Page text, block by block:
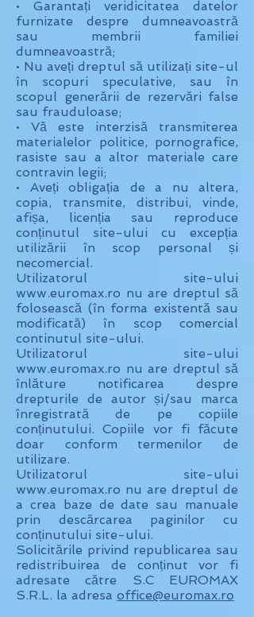
• Garantați veridicitatea datelor
furnizate despre dumneavoastră
sau membrii familiei
dumneavoastră;
• Nu aveți dreptul să utilizați site-ul
în scopuri speculative, sau în
scopul generării de rezervări false
sau frauduloase;
• Vă este interzisă transmiterea
materialelor politice, pornografice,
rasiste sau a altor materiale care
contravin legii;
• Aveți obligația de a nu altera,
copia, transmite, distribui, vinde,
afișa, licenția sau reproduce
conținutul site-ului cu excepția
utilizării în scop personal și
necomercial.
Utilizatorul site-ului
www.euromax.ro nu are dreptul să
folosească (în forma existentă sau
modificată) în scop comercial
continutul site-ului.
Utilizatorul site-ului
www.euromax.ro nu are dreptul să
înlăture notificarea despre
drepturile de autor și/sau marca
înregistrată de pe copiile
conținutului. Copiile vor fi făcute
doar conform termenilor de
utilizare.
Utilizatorul site-ului
www.euromax.ro nu are dreptul de
a crea baze de date sau manuale
prin descărcarea paginilor cu
conținutului site-ului.
Solicitările privind republicarea sau
redistribuirea de conținut vor fi
adresate către S.C EUROMAX
S.R.L. la adresa office@euromax.ro